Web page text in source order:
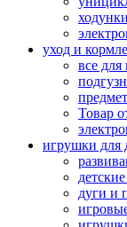
ходунки
уход и
все для
Товар
игрушки для
дуги и